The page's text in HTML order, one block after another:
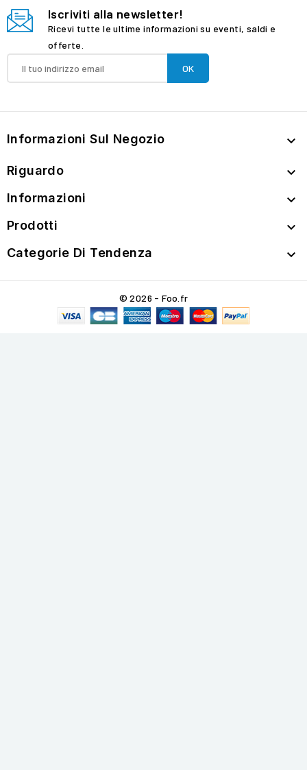
Iscriviti alla newsletter!
Ricevi tutte le ultime informazioni su eventi, saldi e
offerte.
Informazioni Sul Negozio 
Riguardo 
Informazioni 
Prodotti 
Categorie Di Tendenza 
© 2026 - Foo.fr